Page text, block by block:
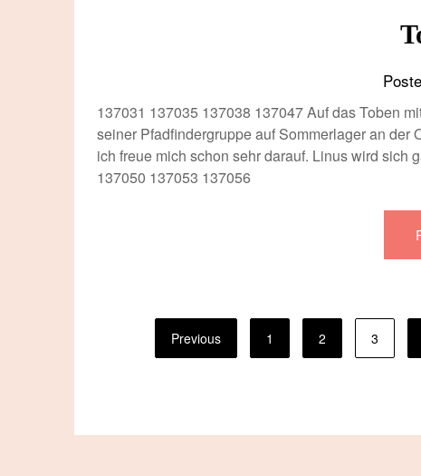
137031 137035 137038 137047 Auf das Toben
seiner Pfadfindergruppe auf Sommerlager an der
ich freue mich schon sehr darauf. Linus wird sich
137050 137053 137056
Seitennummerierung
Previous 1 2 3